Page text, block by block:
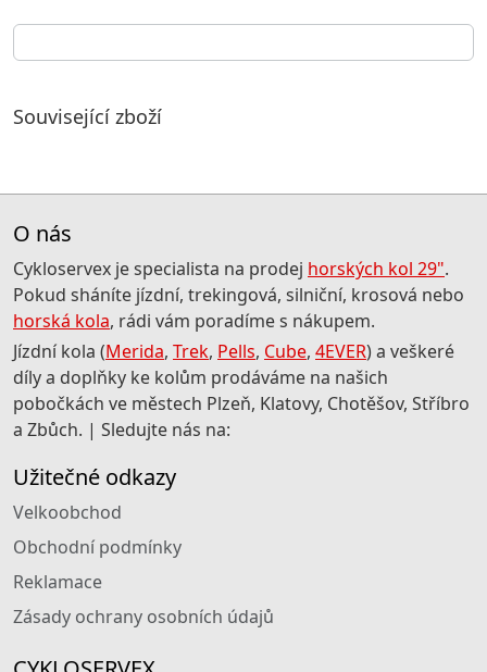
Související zboží
O nás
Cykloservex je specialista na prodej horských kol 29".
Pokud sháníte jízdní, trekingová, silniční, krosová nebo
horská kola, rádi vám poradíme s nákupem.
Jízdní kola (Merida, Trek, Pells, Cube, 4EVER) a veškeré
díly a doplňky ke kolům prodáváme na našich
pobočkách ve městech Plzeň, Klatovy, Chotěšov, Stříbro
a Zbůch. | Sledujte nás na:
Užitečné odkazy
Velkoobchod
Obchodní podmínky
Reklamace
Zásady ochrany osobních údajů